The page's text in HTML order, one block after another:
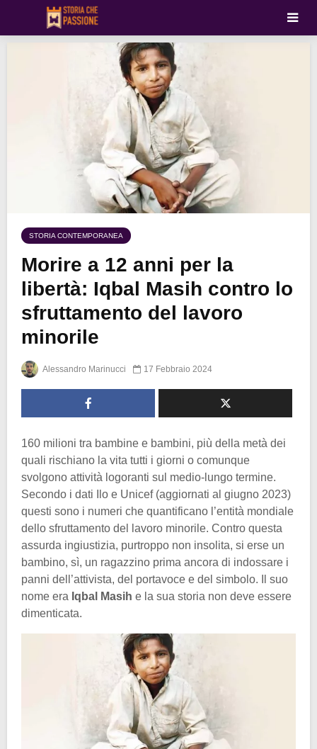
STORIA CONTEMPORANEA
Morire a 12 anni per la
libertà: Iqbal Masih contro lo
sfruttamento del lavoro
minorile
Alessandro Marinucci 17 Febbraio 2024
160 milioni tra bambine e bambini, più della metà dei
quali rischiano la vita tutti i giorni o comunque
svolgono attività logoranti sul medio-lungo termine.
Secondo i dati Ilo e Unicef (aggiornati al giugno 2023)
questi sono i numeri che quantificano l’entità mondiale
dello sfruttamento del lavoro minorile. Contro questa
assurda ingiustizia, purtroppo non insolita, si erse un
bambino, sì, un ragazzino prima ancora di indossare i
panni dell’attivista, del portavoce e del simbolo. Il suo
nome era Iqbal Masih e la sua storia non deve essere
dimenticata.